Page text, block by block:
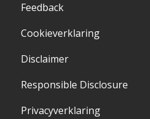
Feedback
Cookieverklaring
Disclaimer
Responsible Disclosure
Privacyverklaring